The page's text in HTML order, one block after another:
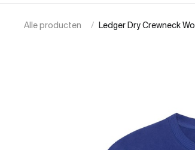
Alle producten Ledger Dry Crewneck